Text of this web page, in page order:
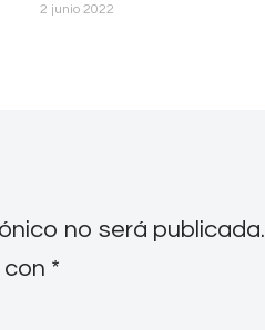
2 junio 2022
no será publicada.
*